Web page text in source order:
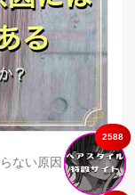
ない原因とは？
2588